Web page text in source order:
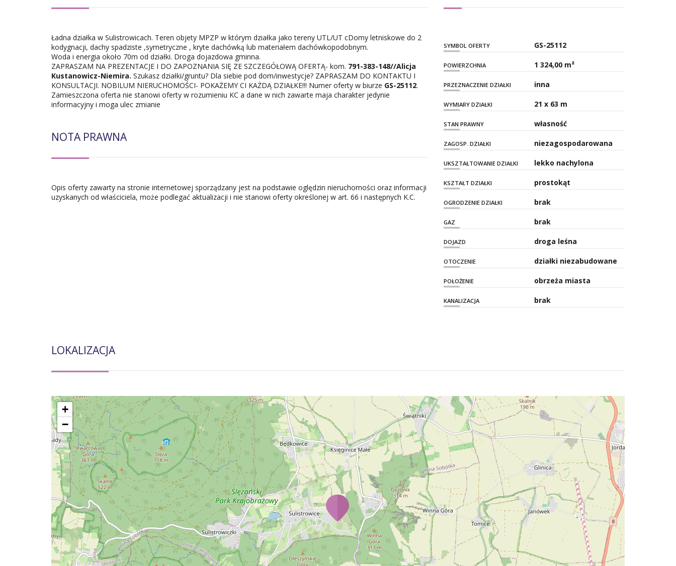
Ładna działka w Sulistrowicach. Teren objety MPZP w którym działka jako tereny UTL/UT cDomy letniskowe do 2
kodygnacji, dachy spadziste ,symetryczne , kryte dachówką lub materiałem dachówkopodobnym.
Woda i energia około 70m od działki. Droga dojazdowa gminna.
ZAPRASZAM NA PREZENTACJE I DO ZAPOZNANIA SIĘ ZE SZCZEGÓŁOWĄ OFERTĄ- kom. 791-383-148//Alicja
Kustanowicz-Niemira. Szukasz działki/gruntu? Dla siebie pod dom/inwestycje? ZAPRASZAM DO KONTAKTU I
KONSULTACJI. NOBILUM NIERUCHOMOŚCI- POKAŻEMY CI KAŻDĄ DZIAŁKE!!! Numer oferty w biurze GS-25112.
Zamieszczona oferta nie stanowi oferty w rozumieniu KC a dane w nich zawarte maja charakter jedynie
informacyjny i moga ulec zmianie
NOTA PRAWNA
Opis oferty zawarty na stronie internetowej sporządzany jest na podstawie oględzin nieruchomości oraz informacji
uzyskanych od właściciela, może podlegać aktualizacji i nie stanowi oferty określonej w art. 66 i następnych K.C.
SYMBOL OFERTY GS-25112
POWIERZCHNIA 1 324,00 m²
PRZEZNACZENIE DZIAŁKI inna
WYMIARY DZIAŁKI 21 x 63 m
STAN PRAWNY własność
ZAGOSP. DZIAŁKI niezagospodarowana
UKSZTAŁTOWANIE DZIAŁKI lekko nachylona
KSZTAŁT DZIAŁKI prostokąt
OGRODZENIE DZIAŁKI brak
GAZ brak
DOJAZD droga leśna
OTOCZENIE działki niezabudowane
POŁOŻENIE obrzeża miasta
KANALIZACJA brak
LOKALIZACJA
+
−